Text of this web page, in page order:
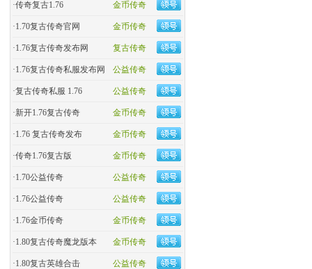
金币传奇
·传奇复古1.76
金币传奇
·1.70复古传奇官网
复古传奇
·1.76复古传奇发布网
公益传奇
·1.76复古传奇私服发布网
公益传奇
·复古传奇私服 1.76
金币传奇
·新开1.76复古传奇
金币传奇
·1.76 复古传奇发布
金币传奇
·传奇1.76复古版
公益传奇
·1.70公益传奇
公益传奇
·1.76公益传奇
金币传奇
·1.76金币传奇
金币传奇
·1.80复古传奇魔龙版本
公益传奇
·1.80复古英雄合击